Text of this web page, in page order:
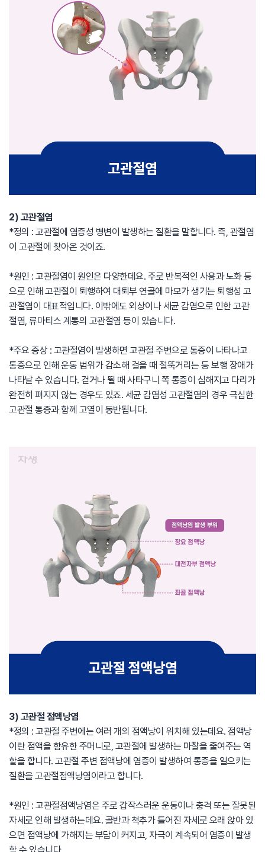
2) 고관절염
*정의 : 고관절에 염증성 병변이 발생하는 질환을 말합니다. 즉, 관절염
이 고관절에 찾아온 것이죠.
*원인 : 고관절염이 원인은 다양한데요. 주로 반복적인 사용과 노화 등
으로 인해 고관절이 퇴행하여 대퇴부 연골에 마모가 생기는 퇴행성 고
관절염이 대표적입니다. 이밖에도 외상이나 세균 감염으로 인한 고관
절염, 류마티스 계통의 고관절염 등이 있습니다.
*주요 증상 : 고관절염이 발생하면 고관절 주변으로 통증이 나타나고
통증으로 인해 운동 범위가 감소해 걸을 때 절뚝거리는 등 보행 장애가
나타날 수 있습니다. 걷거나 뛸 때 사타구니 쪽 통증이 심해지고 다리가
완전히 펴지지 않는 경우도 있죠. 세균 감염성 고관절염의 경우 극심한
고관절 통증과 함께 고열이 동반됩니다.
3) 고관절 점액낭염
*정의 : 고관절 주변에는 여러 개의 점액낭이 위치해 있는데요. 점액낭
이란 점액을 함유한 주머니로, 고관절에 발생하는 마찰을 줄여주는 역
할을 합니다. 고관절 주변 점액낭에 염증이 발생하여 통증을 일으키는
질환을 고관절점액낭염이라고 합니다.
*원인 : 고관절점액낭염은 주로 갑작스러운 운동이나 충격 또는 잘못된
자세로 인해 발생하는데요. 골반과 척추가 틀어진 자세로 오래 앉아 있
으면 점액낭에 가해지는 부담이 커지고, 자극이 계속되어 염증이 발생